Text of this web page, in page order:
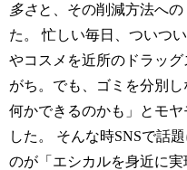
多さと、その削減方法へ
た。 忙しい毎日、ついつ
やコスメを近所のドラッ
がち。でも、ゴミを分別し
何かできるのかも」とモヤ
した。 そんな時SNSで話
のが「エシカルを身近に実